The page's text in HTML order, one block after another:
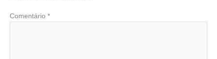
Comentário *